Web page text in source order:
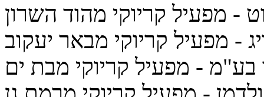
- מפעיל קריוקי מהוד השרון
- מפעיל קריוקי מבאר יעקוב
בע"מ - מפעיל קריוקי מבת ים